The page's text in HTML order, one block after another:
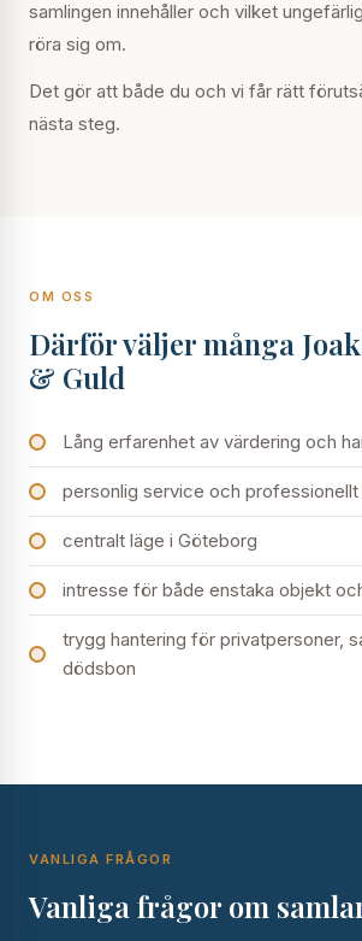
samlingen innehåller och vilket
röra sig om.
Det gör att både du och vi får rätt
nästa steg.
OM OSS
Därför väljer många
& Guld
Lång erfarenhet av värdering och
personlig service och
centralt läge i Göteborg
intresse för både enstaka objekt
trygg hantering för privatpersoner,
dödsbon
VANLIGA FRÅGOR
Vanliga frågor om